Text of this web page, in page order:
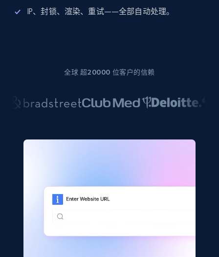
IP、封锁、渲染、重试——全部自动处理。
全球 超20000 位客户的信赖